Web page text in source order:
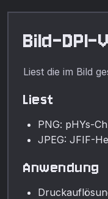
Installation erforderlich.
Bild-DPI-
Liest die im Bild
Liest
PNG: pHYs-
JPEG: JFIF-
Anwendung